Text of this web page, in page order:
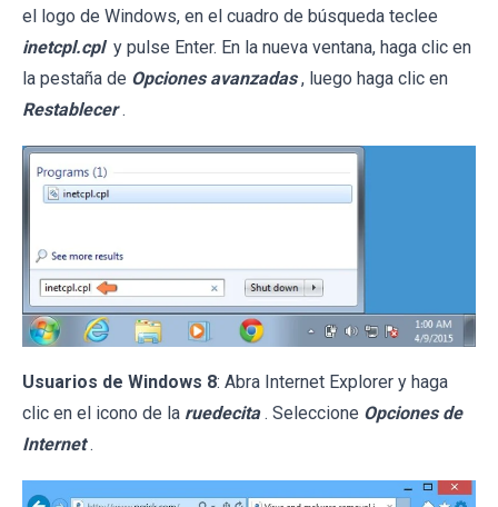
el logo de Windows, en el cuadro de búsqueda teclee
inetcpl.cpl y pulse Enter. En la nueva ventana, haga clic en
la pestaña de Opciones avanzadas , luego haga clic en
Restablecer .
Usuarios de Windows 8: Abra Internet Explorer y haga
clic en el icono de la ruedecita . Seleccione Opciones de
Internet .